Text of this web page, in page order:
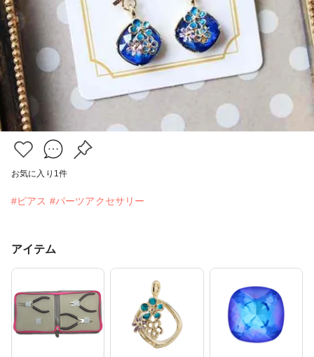
お気に入り 1 件
#ピアス #パーツアクセサリー
アイテム